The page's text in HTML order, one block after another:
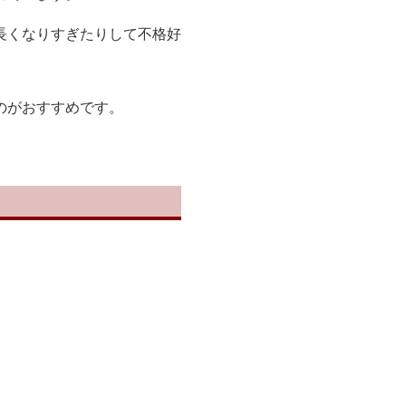
なりすぎたりして不格好
おすすめです。